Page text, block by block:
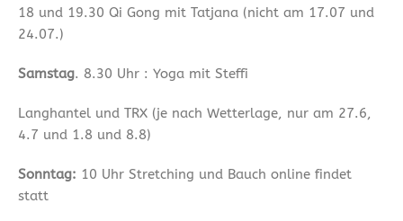
18 und 19.30 Qi Gong mit Tatjana (nicht am 17.07 und
24.07.)
Samstag. 8.30 Uhr : Yoga mit Steffi
Langhantel und TRX (je nach Wetterlage, nur am 27.6,
4.7 und 1.8 und 8.8)
Sonntag: 10 Uhr Stretching und Bauch online findet
statt